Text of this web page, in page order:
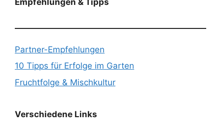
Partner-Empfehlungen
10 Tipps für Erfolge im Garten
Fruchtfolge & Mischkultur
Verschiedene Links